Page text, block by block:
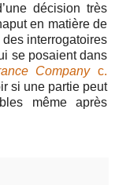
décision très
en matière de
interrogatoires
se posaient dans
Companyc.
si une partie peut
même après